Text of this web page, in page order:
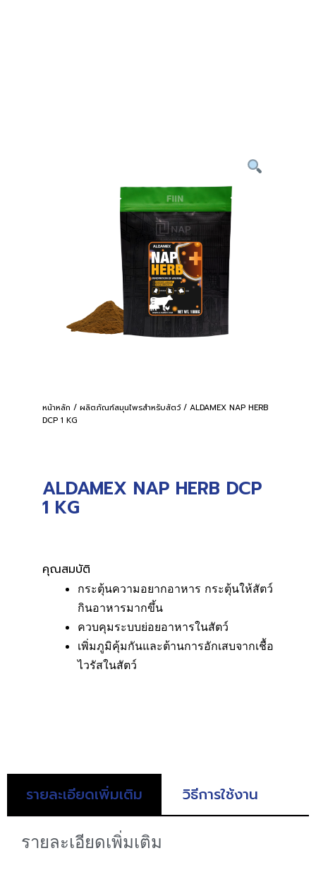
หน้าหลัก / ผลิตภัณฑ์สมุนไพรสำหรับสัตว์/ ALDAMEX NAP HERB
DCP 1 KG
ALDAMEX NAP HERB DCP
1 KG
คุณสมบัติ
กระตุ้นความอยากอาหาร กระตุ้นให้สัตว์
กินอาหารมากขึ้น
ควบคุมระบบย่อยอาหารในสัตว์
เพิ่มภูมิคุ้มกันและต้านการอักเสบจากเชื้อ
ไวรัสในสัตว์
รายละเอียดเพิ่มเติม วิธีการใช้งาน
รายละเอียดเพิ่มเติม